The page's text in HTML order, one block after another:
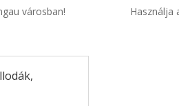
városban! Használja